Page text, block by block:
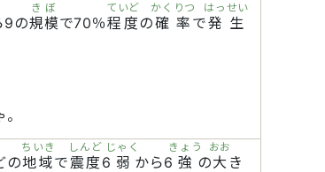
9の規模
きぼ
で70％程度
ていど
の確率
かくりつ
で発生
はっせい
の地域
ちいき
で 震度
しんど
6 弱
じゃく
から6 強
きょう
の大
おお
き